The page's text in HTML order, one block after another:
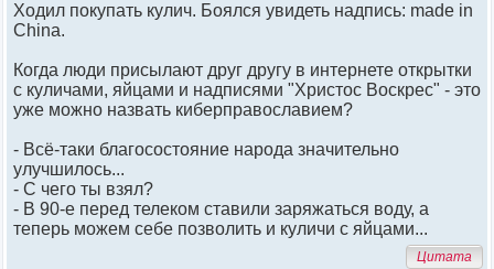
Ходил покупать кулич. Боялся увидеть надпись: made in
China.
Когда люди присылают друг другу в интернете открытки
с куличами, яйцами и надписями "Христос Воскрес" - это
уже можно назвать киберправославием?
- Всё-таки благосостояние народа значительно
улучшилось...
- С чего ты взял?
- В 90-е перед телеком ставили заряжаться воду, а
теперь можем себе позволить и куличи с яйцами...
Цитата